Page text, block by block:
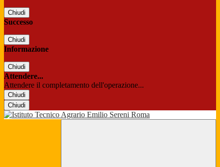
Chiudi
Successo
Chiudi
Informazione
Chiudi
Attendere...
Attendere il completamento dell'operazione...
Chiudi
Chiudi